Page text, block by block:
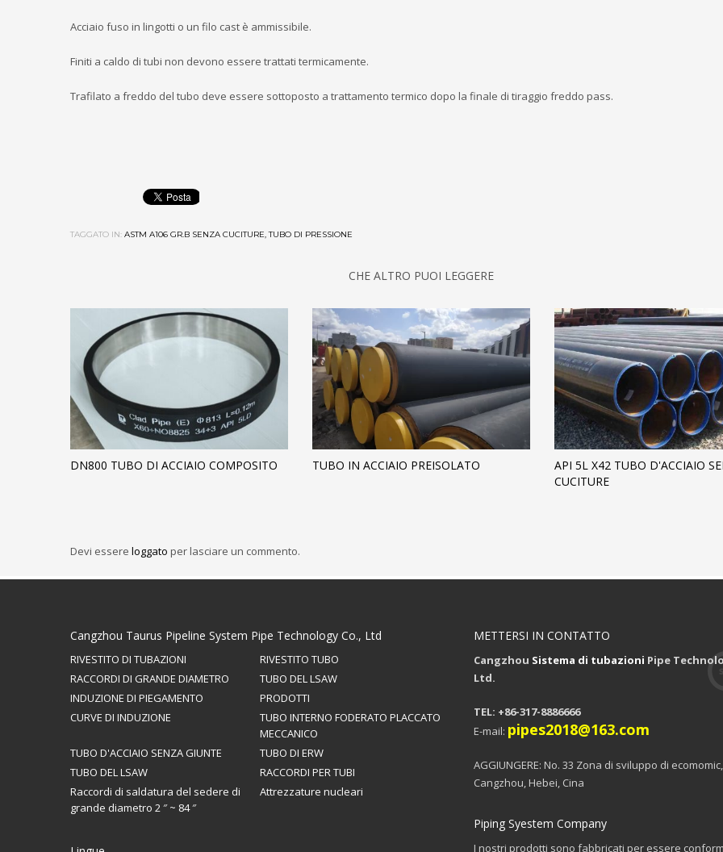
Acciaio fuso in lingotti o un filo cast è ammissibile.
Finiti a caldo di tubi non devono essere trattati termicamente.
Trafilato a freddo del tubo deve essere sottoposto a trattamento termico dopo la finale di tiraggio freddo pass.
TAGGATO IN: ASTM A106 GR.B SENZA CUCITURE, TUBO DI PRESSIONE
CHE ALTRO PUOI LEGGERE
DN800 TUBO DI ACCIAIO COMPOSITO TUBO IN ACCIAIO PREISOLATO
API 5L X42 TUBO D'ACCIAIO
CUCITURE
Devi essere loggato per lasciare un commento.
Cangzhou Taurus Pipeline System Pipe Technology Co., Ltd
RIVESTITO DI TUBAZIONI
RIVESTITO TUBO
RACCORDI DI GRANDE DIAMETRO
TUBO DEL LSAW
INDUZIONE DI PIEGAMENTO
PRODOTTI
CURVE DI INDUZIONE
TUBO INTERNO FODERATO PLACCATO
MECCANICO
TUBO D'ACCIAIO SENZA GIUNTE
TUBO DI ERW
TUBO DEL LSAW
RACCORDI PER TUBI
Raccordi di saldatura del sedere di
grande diametro 2 ″ ~ 84 ″
Attrezzature nucleari
METTERSI IN CONTATTO
Cangzhou Sistema di tubazioni Pipe
Ltd.
TEL: +86-317-8886666
E-mail: pipes2018@163.com
AGGIUNGERE: No. 33 Zona di sviluppo di ecomomic,
Cangzhou, Hebei, Cina
Piping Syestem Company
I nostri prodotti sono fabbricati per essere